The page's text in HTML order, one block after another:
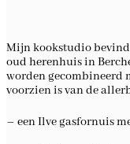
Mijn kookstudio
oud herenhuis in
worden gecombineerd
voorzien is van de
– een Ilve gasfornuis